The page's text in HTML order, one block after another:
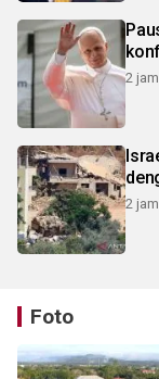
2
2
Foto